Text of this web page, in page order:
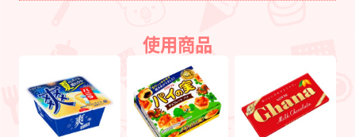
使用商品